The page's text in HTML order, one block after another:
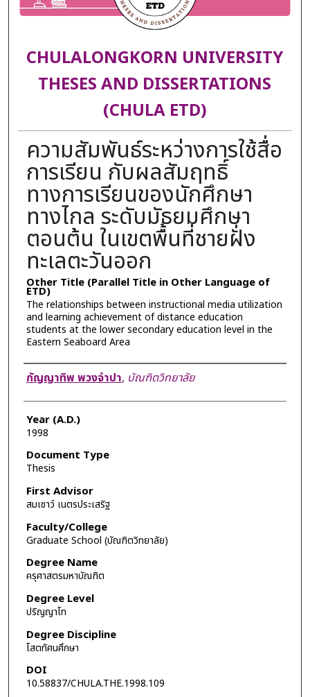
CHULALONGKORN UNIVERSITY
THESES AND DISSERTATIONS
(CHULA ETD)
ความสัมพันธ์ระหว่างการใช้สื่อ
การเรียน กับผลสัมฤทธิ์
ทางการเรียนของนักศึกษา
ทางไกล ระดับมัธยมศึกษา
ตอนต้น ในเขตพื้นที่ชายฝั่ง
ทะเลตะวันออก
Other Title (Parallel Title in Other Language of
ETD)
The relationships between instructional media utilization
and learning achievement of distance education
students at the lower secondary education level in the
Eastern Seaboard Area
Author
กัญญาทิพ พวงจำปา, บัณฑิตวิทยาลัย
Year (A.D.)
1998
Document Type
Thesis
First Advisor
สมเชาว์ เนตรประเสริฐ
Faculty/College
Graduate School (บัณฑิตวิทยาลัย)
Degree Name
ครุศาสตรมหาบัณฑิต
Degree Level
ปริญญาโท
Degree Discipline
โสตทัศนศึกษา
DOI
10.58837/CHULA.THE.1998.109